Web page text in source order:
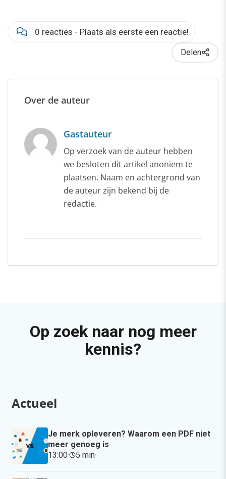
0 reacties - Plaats als eerste een reactie!
Delen
Over de auteur
Gastauteur
Op verzoek van de auteur hebben
we besloten dit artikel anoniem te
plaatsen. Naam en achtergrond van
de auteur zijn bekend bij de
redactie.
Op zoek naar nog meer
kennis?
Actueel
Je merk opleveren? Waarom een PDF niet
meer genoeg is
13:00· 5 min·